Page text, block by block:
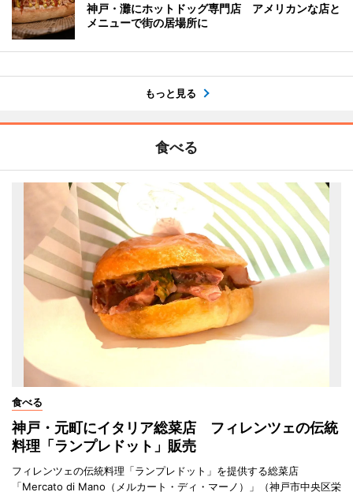
神戸・灘にホットドッグ専門店 アメリカンな店と
メニューで街の居場所に
もっと見る
食べる
食べる
神戸・元町にイタリア総菜店 フィレンツェの伝統
料理「ランプレドット」販売
フィレンツェの伝統料理「ランプレドット」を提供する総菜店
「Mercato di Mano（メルカート・ディ・マーノ）」（神戸市中央区栄